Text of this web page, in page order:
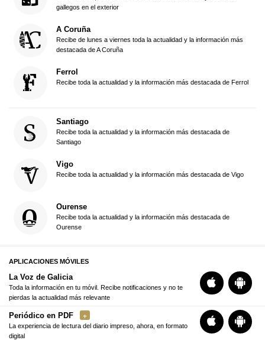
gallegos en el exterior
A Coruña
Recibe de lunes a viernes toda la actualidad y la información más
destacada de A Coruña
Ferrol
Recibe toda la actualidad y la información más destacada de Ferrol
Santiago
Recibe toda la actualidad y la información más destacada de
Santiago
Vigo
Recibe toda la actualidad y la información más destacada de Vigo
Ourense
Recibe toda la actualidad y la información más destacada de
Ourense
APLICACIONES MÓVILES
La Voz de Galicia
Toda la información en tu móvil. Recibe notificaciones y no te
pierdas la actualidad más relevante
Periódico en PDF
La experiencia de lectura del diario impreso, ahora, en formato
digital